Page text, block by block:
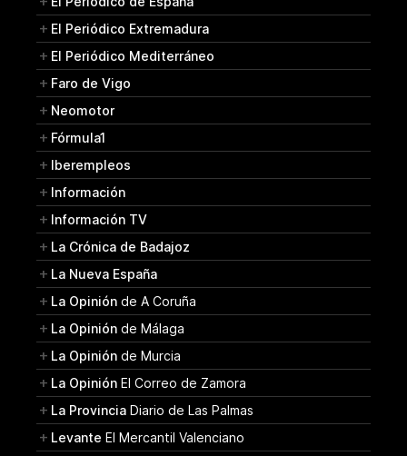
El Periódico Extremadura
El Periódico Mediterráneo
Faro de Vigo
Neomotor
Fórmula1
Iberempleos
Información
Información TV
La Crónica de Badajoz
La Nueva España
La Opinión de A Coruña
La Opinión de Málaga
La Opinión de Murcia
La Opinión El Correo de Zamora
La Provincia Diario de Las Palmas
Levante El Mercantil Valenciano